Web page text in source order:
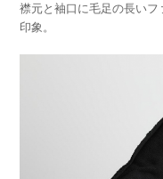
襟元と袖口に毛足の長い
印象。